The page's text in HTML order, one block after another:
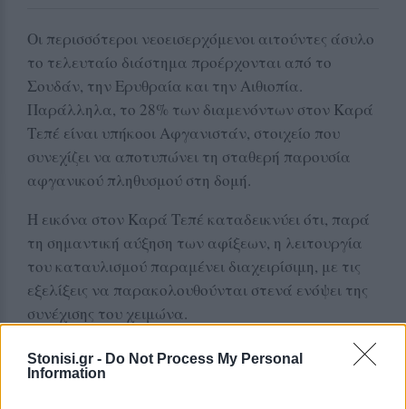
Stonisi.gr - Do Not Process My Personal
Information
Οι περισσότεροι νεοεισερχόμενοι αιτούντες άσυλο
το τελευταίο διάστημα προέρχονται από το
Σουδάν, την Ερυθραία και την Αιθιοπία.
Παράλληλα, το 28% των διαμενόντων στον Καρά
Τεπέ είναι υπήκοοι Αφγανιστάν, στοιχείο που
συνεχίζει να αποτυπώνει τη σταθερή παρουσία
αφγανικού πληθυσμού στη δομή.
Η εικόνα στον Καρά Τεπέ καταδεικνύει ότι, παρά
τη σημαντική αύξηση των αφίξεων, η λειτουργία
του καταυλισμού παραμένει διαχειρίσιμη, με τις
εξελίξεις να παρακολουθούνται στενά ενόψει της
συνέχισης του χειμώνα.
Δείτε περισσότερα άρθρα μας στα αποτελέσματα